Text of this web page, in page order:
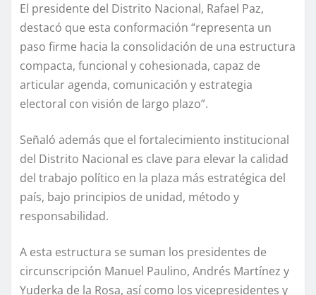
El presidente del Distrito Nacional, Rafael Paz,
destacó que esta conformación “representa un
paso firme hacia la consolidación de una estructura
compacta, funcional y cohesionada, capaz de
articular agenda, comunicación y estrategia
electoral con visión de largo plazo”.
Señaló además que el fortalecimiento institucional
del Distrito Nacional es clave para elevar la calidad
del trabajo político en la plaza más estratégica del
país, bajo principios de unidad, método y
responsabilidad.
A esta estructura se suman los presidentes de
circunscripción Manuel Paulino, Andrés Martínez y
Yuderka de la Rosa, así como los vicepresidentes y